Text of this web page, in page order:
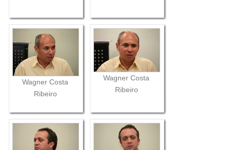
Wagner Costa
Ribeiro
Wagner Costa
Ribeiro